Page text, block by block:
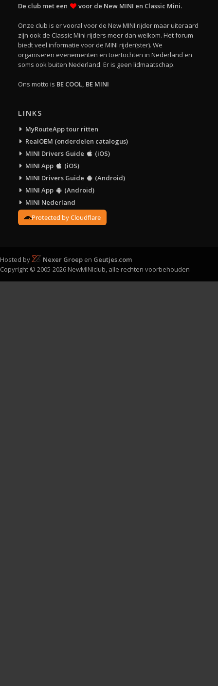
De club met een voor de New MINI en Classic Mini.
Onze club is er vooral voor de New MINI rijder maar uiteraard
zijn ook de Classic Mini rijders meer dan welkom. Het forum
biedt veel informatie voor de MINI rijder(ster). We
organiseren evenementen en toertochten in Nederland en
soms ook buiten Nederland. Er is geen lidmaatschap.
Ons motto is BE COOL, BE MINI
LINKS
MyRouteApp tour ritten
RealOEM (onderdelen catalogus)
MINI Drivers Guide
(iOS)
MINI App
(iOS)
MINI Drivers Guide
(Android)
MINI App
(Android)
MINI Nederland
Protected by Cloudflare
Hosted by Nexer Groep en Geutjes.com
Copyright © 2005-2026 NewMINIclub, alle rechten voorbehouden